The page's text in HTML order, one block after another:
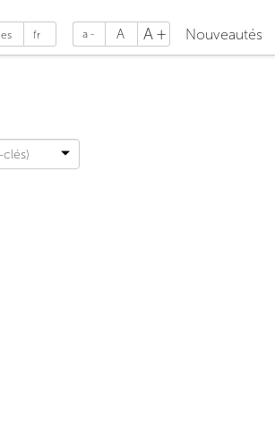
es fr a A A Nouveautés